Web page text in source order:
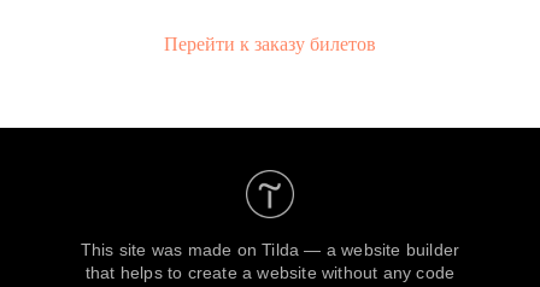
Перейти к заказу билетов
This site was made onTilda — a website builder
that helps to create a website without any code